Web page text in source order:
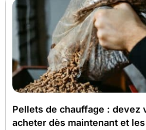
Pellets de chauffage : devez
acheter dès maintenant et